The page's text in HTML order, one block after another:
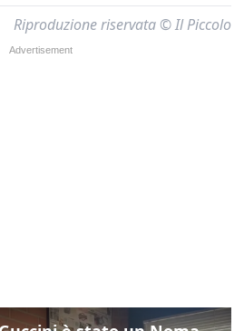
Riproduzione riservata © Il Piccolo